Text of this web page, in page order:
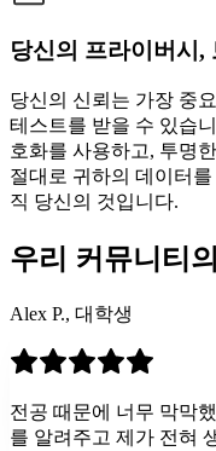
당신의 프라이버시,
당신의 신뢰는 가장 중
테스트를 받을 수 있습
호화를 사용하고, 투명
절대로 귀하의 데이터
직 당신의 것입니다.
우리 커뮤니티
Alex P., 대학생
전공 때문에 너무 막막
를 알려주고 제가 전혀